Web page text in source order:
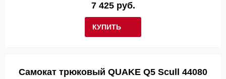
КУПИТЬ
7 425 руб.
Самокат трюковый QUAKE Q5 Scull 44080